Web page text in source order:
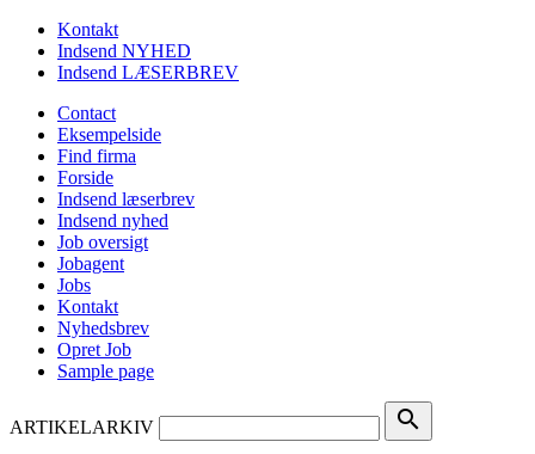
Kontakt
Indsend NYHED
Indsend LÆSERBREV
Contact
Eksempelside
Find firma
Forside
Indsend læserbrev
Indsend nyhed
Job oversigt
Jobagent
Jobs
Kontakt
Nyhedsbrev
Opret Job
Sample page
ARTIKELARKIV search